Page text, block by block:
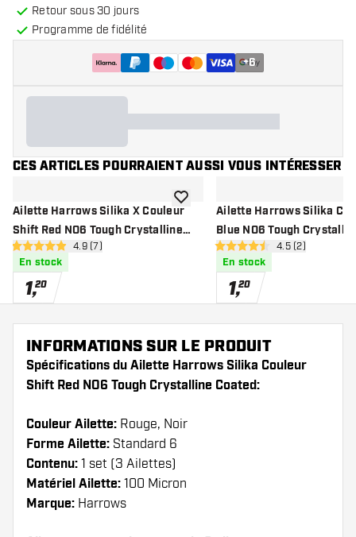
Retour sous 30 jours
Programme de fidélité
+6
CES ARTICLES POURRAIENT AUSSI VOUS INTÉRESSER
Ailette Harrows Silika X Couleur
Shift Red NO6 Tough Crystalline
Coated ouvrir le panneau des avis
4.9 étoiles de notation
4.9 (7)
En stock
1,20
ajouter à la liste de souhaits
Ailette Harrows Silika
Blue NO6 Tough
ouvrir le
4.5 étoiles de notation
4.5 (2)
En stock
1,20
INFORMATIONS SUR LE PRODUIT
Spécifications du Ailette Harrows Silika Couleur
Shift Red NO6 Tough Crystalline Coated:
Couleur Ailette: Rouge, Noir
Forme Ailette: Standard 6
Contenu: 1 set (3 Ailettes)
Matériel Ailette: 100 Micron
Marque: Harrows